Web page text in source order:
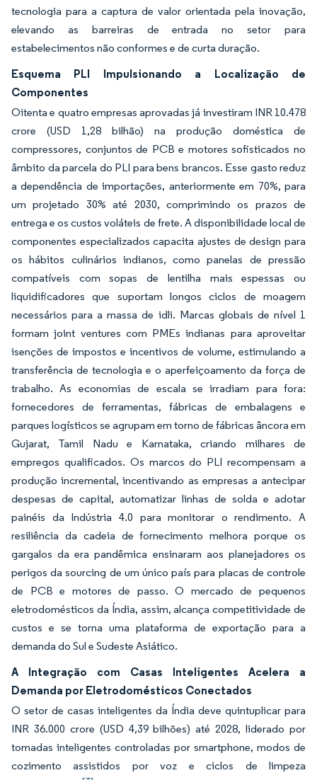
tecnologia para a captura de valor orientada pela inovação,
elevando as barreiras de entrada no setor para
estabelecimentos não conformes e de curta duração.
Esquema PLI Impulsionando a Localização de
Componentes
Oitenta e quatro empresas aprovadas já investiram INR 10.478
crore (USD 1,28 bilhão) na produção doméstica de
compressores, conjuntos de PCB e motores sofisticados no
âmbito da parcela do PLI para bens brancos. Esse gasto reduz
a dependência de importações, anteriormente em 70%, para
um projetado 30% até 2030, comprimindo os prazos de
entrega e os custos voláteis de frete. A disponibilidade local de
componentes especializados capacita ajustes de design para
os hábitos culinários indianos, como panelas de pressão
compatíveis com sopas de lentilha mais espessas ou
liquidificadores que suportam longos ciclos de moagem
necessários para a massa de idli. Marcas globais de nível 1
formam joint ventures com PMEs indianas para aproveitar
isenções de impostos e incentivos de volume, estimulando a
transferência de tecnologia e o aperfeiçoamento da força de
trabalho. As economias de escala se irradiam para fora:
fornecedores de ferramentas, fábricas de embalagens e
parques logísticos se agrupam em torno de fábricas âncora em
Gujarat, Tamil Nadu e Karnataka, criando milhares de
empregos qualificados. Os marcos do PLI recompensam a
produção incremental, incentivando as empresas a antecipar
despesas de capital, automatizar linhas de solda e adotar
painéis da Indústria 4.0 para monitorar o rendimento. A
resiliência da cadeia de fornecimento melhora porque os
gargalos da era pandêmica ensinaram aos planejadores os
perigos da sourcing de um único país para placas de controle
de PCB e motores de passo. O mercado de pequenos
eletrodomésticos da Índia, assim, alcança competitividade de
custos e se torna uma plataforma de exportação para a
demanda do Sul e Sudeste Asiático.
A Integração com Casas Inteligentes Acelera a
Demanda por Eletrodomésticos Conectados
O setor de casas inteligentes da Índia deve quintuplicar para
INR 36.000 crore (USD 4,39 bilhões) até 2028, liderado por
tomadas inteligentes controladas por smartphone, modos de
cozimento assistidos por voz e ciclos de limpeza